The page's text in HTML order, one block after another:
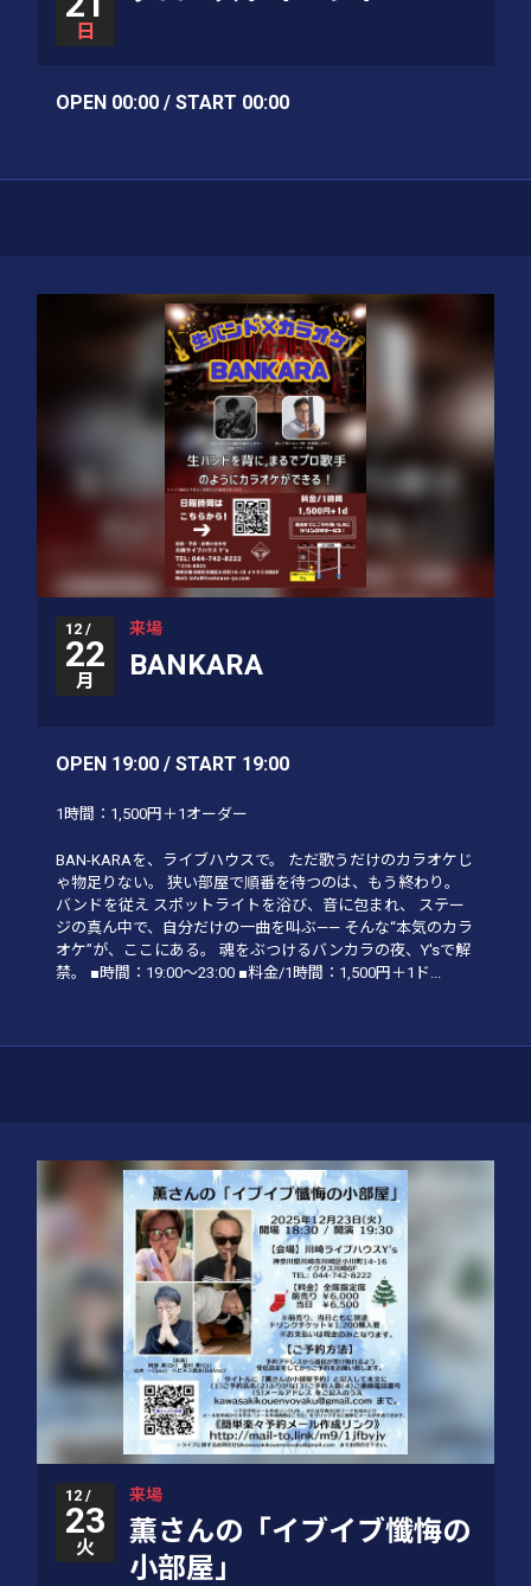
日
OPEN 00:00 / START 00:00
12 /
22
月
来場
BANKARA
OPEN 19:00 / START 19:00
1時間：1,500円＋1オーダー
BAN-KARAを、ライブハウスで。 ただ歌うだけのカラオケじ
ゃ物足りない。 狭い部屋で順番を待つのは、もう終わり。
バンドを従え スポットライトを浴び、音に包まれ、 ステー
ジの真ん中で、自分だけの一曲を叫ぶ—— そんな“本気のカラ
オケ”が、ここにある。 魂をぶつけるバンカラの夜、Y'sで解
禁。 ■時間：19:00〜23:00 ■料金/1時間：1,500円＋1ド...
12 /
23
火
来場
薫さんの「イブイブ懺悔の
小部屋」